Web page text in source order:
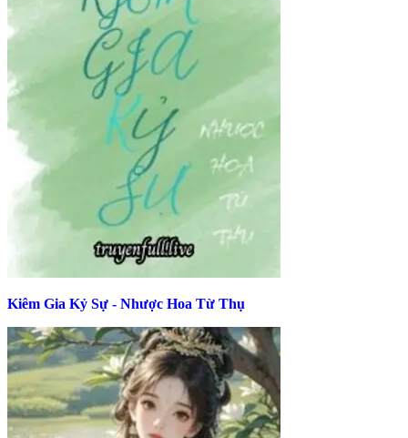
Kiêm Gia Kỷ Sự - Nhược Hoa Từ Thụ